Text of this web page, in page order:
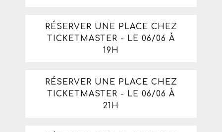
RÉSERVER UNE PLACE CHEZ
TICKETMASTER - LE 06/06 À
19H
RÉSERVER UNE PLACE CHEZ
TICKETMASTER - LE 06/06 À
21H